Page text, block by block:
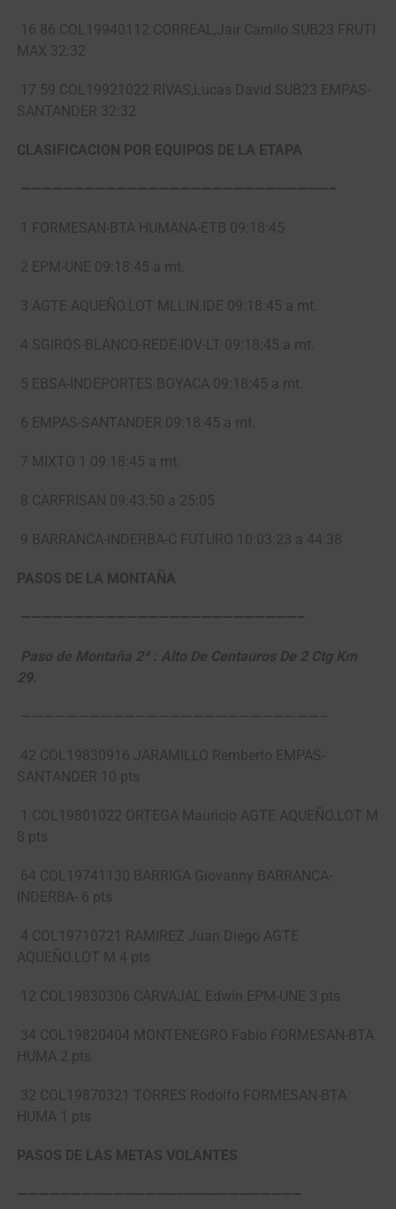
16 86 COL19940112 CORREAL,Jair Camilo SUB23 FRUTI
MAX 32:32
17 59 COL19921022 RIVAS,Lucas David SUB23 EMPAS-
SANTANDER 32:32
CLASIFICACION POR EQUIPOS DE LA ETAPA
—————————————————————————————–
1 FORMESAN-BTA HUMANA-ETB 09:18:45
2 EPM-UNE 09:18:45 a mt.
3 AGTE AQUEÑO.LOT MLLIN.IDE 09:18:45 a mt.
4 SGIROS-BLANCO-REDE-IDV-LT 09:18:45 a mt.
5 EBSA-INDEPORTES BOYACA 09:18:45 a mt.
6 EMPAS-SANTANDER 09:18:45 a mt.
7 MIXTO 1 09:18:45 a mt.
8 CARFRISAN 09:43:50 a 25:05
9 BARRANCA-INDERBA-C FUTURO 10:03:23 a 44:38
PASOS DE LA MONTAÑA
——————————————————————————–
Paso de Montaña 2ª : Alto De Centauros De 2 Ctg Km
29.
——————————————————————————–
42 COL19830916 JARAMILLO Remberto EMPAS-
SANTANDER 10 pts
1 COL19801022 ORTEGA Mauricio AGTE AQUEÑO.LOT M
8 pts
64 COL19741130 BARRIGA Giovanny BARRANCA-
INDERBA- 6 pts
4 COL19710721 RAMIREZ Juan Diego AGTE
AQUEÑO.LOT M 4 pts
12 COL19830306 CARVAJAL Edwin EPM-UNE 3 pts
34 COL19820404 MONTENEGRO Fabio FORMESAN-BTA
HUMA 2 pts
32 COL19870321 TORRES Rodolfo FORMESAN-BTA
HUMA 1 pts
PASOS DE LAS METAS VOLANTES
——————————————————————————–